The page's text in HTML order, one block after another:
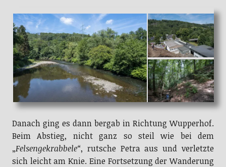
Danach ging es dann bergab in Richtung Wupperhof.
Beim Abstieg, nicht ganz so steil wie bei dem
„Felsengekrabbele“, rutsche Petra aus und verletzte
sich leicht am Knie. Eine Fortsetzung der Wanderung